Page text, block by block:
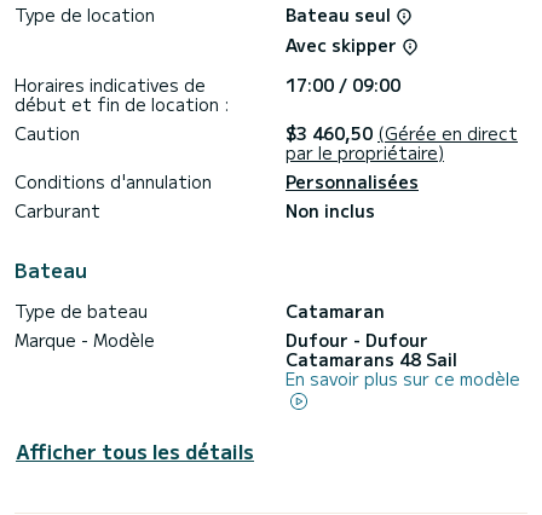
Moteur hors-bord, Pilote automatique, Réfrigérateur
extérieur, Wifi et internet, Lave-vaisselle, Winch électrique,
Si vous avez des questions sur le bateau ou les conditions
de location, vous pouvez envoyer un message via la
plateforme Samboat. Un conseiller SamBoat répondra à vos
Type de location
Bateau seul
Avec skipper
Horaires indicatives de
début et fin de location :
17:00 / 09:00
Caution
$3 460,50 (Gérée en direct
par le propriétaire)
Conditions d'annulation
Personnalisées
Carburant
Non inclus
Bateau
Type de bateau
Catamaran
Marque - Modèle
Dufour - Dufour
Catamarans 48 Sail
En savoir plus sur ce modèle
Afficher tous les détails